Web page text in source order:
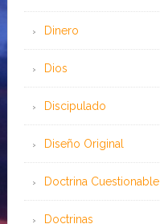
Dinero
Dios
Discipulado
Diseño Original
Doctrina Cuestionable
Doctrinas